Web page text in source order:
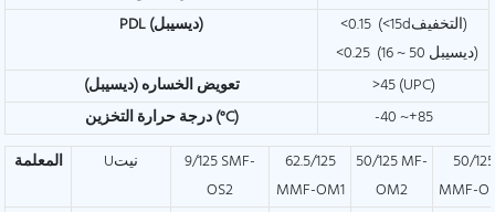
PDL (ديسيبل)
<0.15 (<15dالتخفيف)
<0.25 (16 ~ 50 ديسيبل)
تعويض الخساره (ديسيبل)
>45 (UPC)
درجة حرارة التخزين (°C)
-40 ~+85
المعلمة
Uنيت
9/125 SMF-
OS2
62.5/125
MMF-OM1
50/125 MF-
OM2
50/125
MMF-